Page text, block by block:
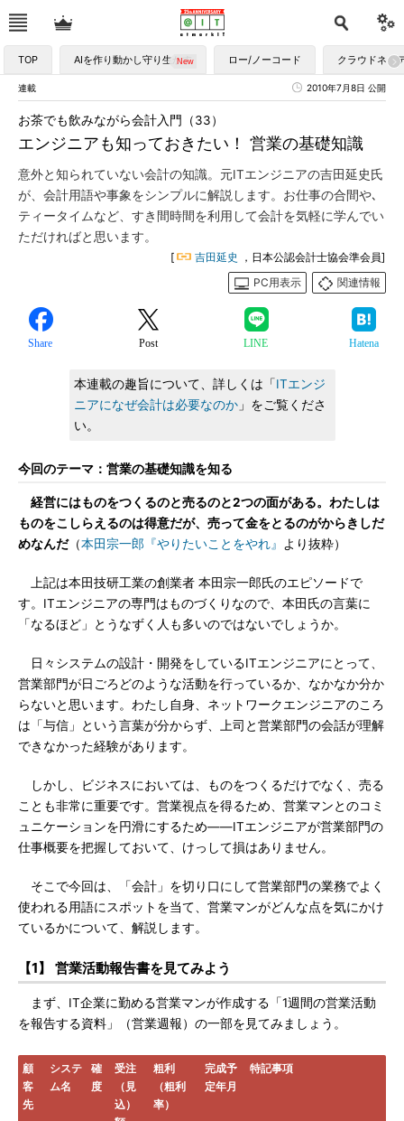
TOP AIを作り動かし守り生かす ロー/ノーコード クラウドネイ
連載 2010年7月8日 公開
エンジニアも知っておきたい！ 営業の基礎知識
お茶でも飲みながら会計入門（33）
意外と知られていない会計の知識。元ITエンジニアの吉田延史氏
が、会計用語や事象をシンプルに解説します。お仕事の合間や､
ティータイムなど、すき間時間を利用して会計を気軽に学んでい
ただければと思います。
[ 吉田延史
，日本公認会計士協会準会員]
PC用表示
関連情報
Share Post LINE Hatena
本連載の趣旨について、詳しくは「ITエンジ
ニアになぜ会計は必要なのか」をご覧くださ
い。
今回のテーマ：営業の基礎知識を知る
経営にはものをつくるのと売るのと2つの面がある。わたしは
ものをこしらえるのは得意だが、売って金をとるのがからきしだ
めなんだ（本田宗一郎『やりたいことをやれ』 より抜粋）
上記は本田技研工業の創業者 本田宗一郎氏のエピソードで
す。ITエンジニアの専門はものづくりなので、本田氏の言葉に
「なるほど」とうなずく人も多いのではないでしょうか。
日々システムの設計・開発をしているITエンジニアにとって、
営業部門が日ごろどのような活動を行っているか、なかなか分か
らないと思います。わたし自身、ネットワークエンジニアのころ
は「与信」という言葉が分からず、上司と営業部門の会話が理解
できなかった経験があります。
しかし、ビジネスにおいては、ものをつくるだけでなく、売る
ことも非常に重要です。営業視点を得るため、営業マンとのコミ
ュニケーションを円滑にするため――ITエンジニアが営業部門の
仕事概要を把握しておいて、けっして損はありません。
そこで今回は、「会計」を切り口にして営業部門の業務でよく
使われる用語にスポットを当て、営業マンがどんな点を気にかけ
ているかについて、解説します。
【1】 営業活動報告書を見てみよう
まず、IT企業に勤める営業マンが作成する「1週間の営業活動
を報告する資料」（営業週報）の一部を見てみましょう。
顧
客
先
システ
ム名
確
度
受注
（見
込）
粗利
（粗利
率）
完成予
定年月
特記事項